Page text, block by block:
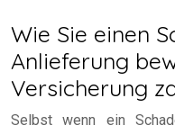
Wie Sie einen
Anlieferung
Versicherung
Selbst wenn ein